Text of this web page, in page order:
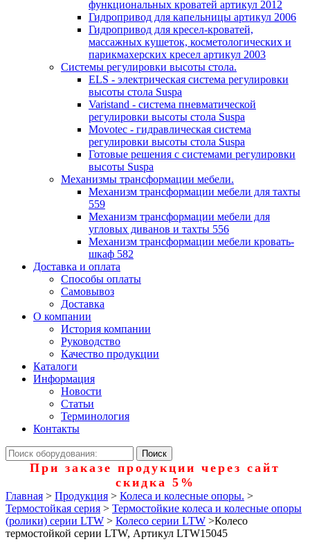
функциональных кроватей артикул 2012
Гидропривод для капельницы артикул 2006
Гидропривод для кресел-кроватей,
массажных кушеток, косметологических и
парикмахерских кресел артикул 2003
Системы регулировки высоты стола.
ELS - электрическая система регулировки
высоты стола Suspa
Varistand - система пневматической
регулировки высоты стола Suspa
Movotec - гидравлическая система
регулировки высоты стола Suspa
Готовые решения с системами регулировки
высоты Suspa
Механизмы трансформации мебели.
Механизм трансформации мебели для тахты
559
Механизм трансформации мебели для
угловых диванов и тахты 556
Механизм трансформации мебели кровать-
шкаф 582
Доставка и оплата
Способы оплаты
Самовывоз
Доставка
О компании
История компании
Руководство
Качество продукции
Каталоги
Информация
Новости
Статьи
Терминология
Контакты
При заказе продукции через сайт
скидка 5%
Главная > Продукция > Колеса и колесные опоры. >
Термостойкая серия > Термостойкие колеса и колесные опоры
(ролики) серии LTW > Колесо серии LTW >Колесо
термостойкой серии LTW, Артикул LTW15045